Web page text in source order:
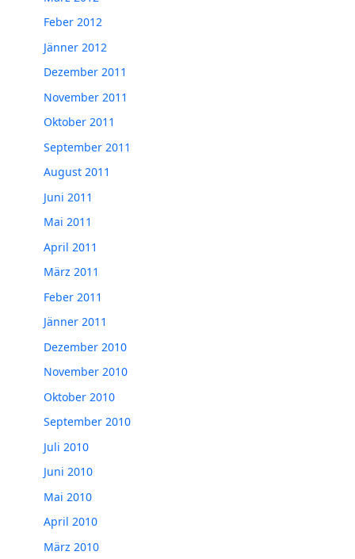
Feber 2012
Jänner 2012
Dezember 2011
November 2011
Oktober 2011
September 2011
August 2011
Juni 2011
Mai 2011
April 2011
März 2011
Feber 2011
Jänner 2011
Dezember 2010
November 2010
Oktober 2010
September 2010
Juli 2010
Juni 2010
Mai 2010
April 2010
März 2010